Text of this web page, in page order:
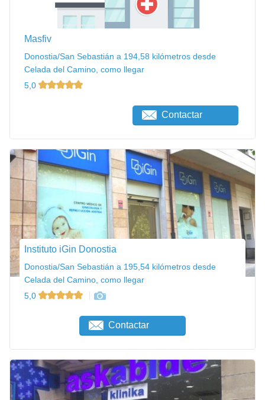
Masfiv
Donostia/San Sebastián a 194,58 kilómetros desde
Celada del Camino, como llegar
5,0
Contactar
Instituto iGin Donostia
Donostia/San Sebastián a 195,54 kilómetros desde
Celada del Camino, como llegar
5,0
Contactar